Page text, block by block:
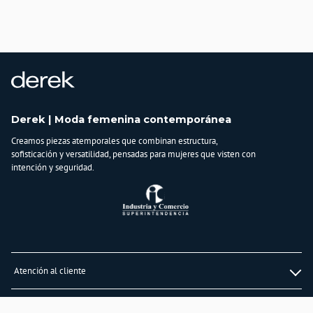
BAGUER SAS
Cuidado y Lavado
Lavar en máquina, no usar blanqueadores,lavar y secar con colores similares y
Composición:
TELA 1:
100% POLIÉSTER TELA 2:
86% POLIÉSTER
Derek | Moda femenina contemporánea
Creamos piezas atemporales que combinan estructura,
sofisticación y versatilidad, pensadas para mujeres que visten con
intención y seguridad.
Atención al cliente